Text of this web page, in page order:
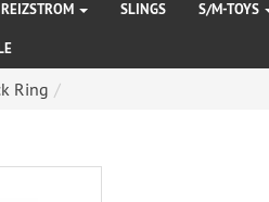
REIZSTROM SLINGS S/M-TOYS
Ring